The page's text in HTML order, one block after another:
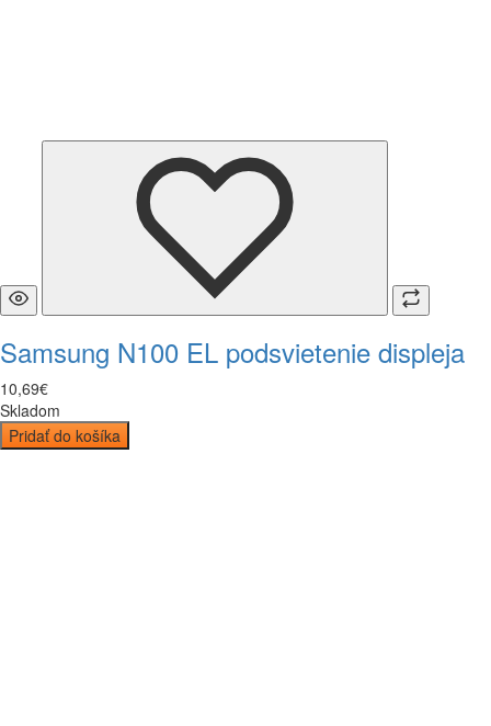
Samsung N100 EL podsvietenie displeja
10,69€
Skladom
Pridať do košíka